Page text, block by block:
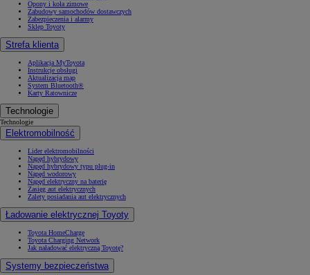
Opony i koła zimowe
Zabudowy samochodów dostawczych
Zabezpieczenia i alarmy
Sklep Toyoty
Strefa klienta
Aplikacja MyToyota
Instrukcje obsługi
Aktualizacja map
System Bluetooth®
Karty Ratownicze
Technologie
Technologie
Elektromobilność
Lider elektromobilności
Napęd hybrydowy
Napęd hybrydowy typu plug-in
Napęd wodorowy
Napęd elektryczny na baterię
Zasięg aut elektrycznych
Zalety posiadania aut elektrycznych
Ładowanie elektrycznej Toyoty
Toyota HomeCharge
Toyota Charging Network
Jak naładować elektryczną Toyotę?
Systemy bezpieczeństwa